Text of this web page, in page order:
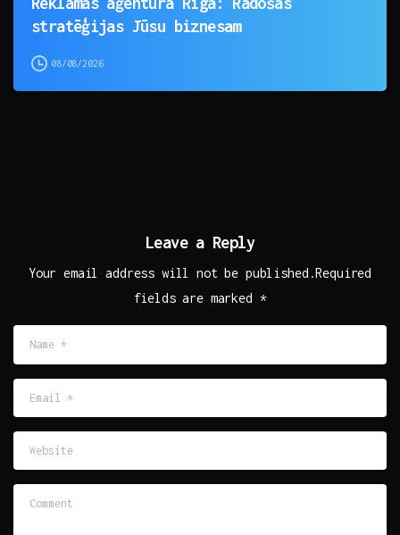
stratēģijas Jūsu biznesam
08/08/2026
Leave a Reply
Your email address will not be published.Required
fields are marked *
*
Website